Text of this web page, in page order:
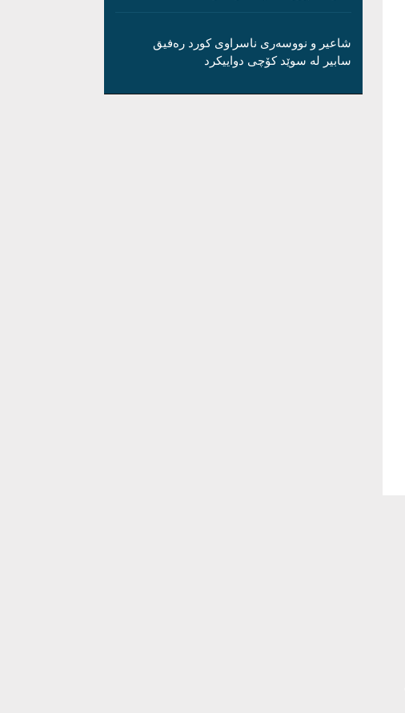
شاعیر و نووسەری ناسراوی کورد رەفیق
سابیر لە سوێد کۆچی دواییکرد